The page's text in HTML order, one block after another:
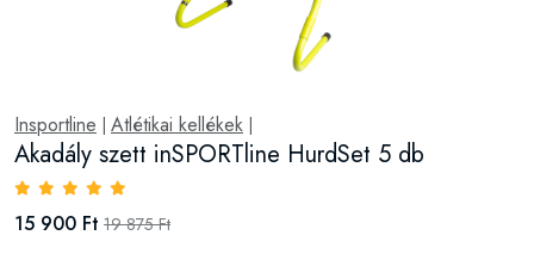
Insportline Atlétikai kellékek
Akadály szett inSPORTline HurdSet 5 db
15 900 Ft 19 875 Ft